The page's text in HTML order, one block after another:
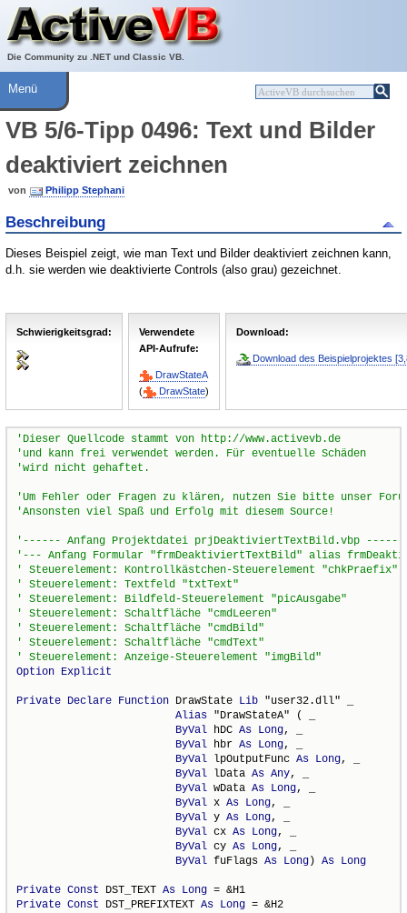
Die Community zu .NET und Classic VB.
Über ActiveVB
Hilfe
Menü
VB 5/6-Tipp 0496: Text und Bilder
deaktiviert zeichnen
von Philipp Stephani
Beschreibung
Dieses Beispiel zeigt, wie man Text und Bilder deaktiviert zeichnen kann,
d.h. sie werden wie deaktivierte Controls (also grau) gezeichnet.
Schwierigkeitsgrad:
Verwendete
API-Aufrufe:
DrawStateA
(
DrawState)
Download:
Download des Beispielprojektes
Option Explicit
Private Declare Function DrawState Lib "user32.dll" _
Alias "DrawStateA" ( _
ByVal hDC As Long, _
ByVal hbr As Long, _
ByVal lpOutputFunc As Long, _
ByVal lData As Any, _
ByVal wData As Long, _
ByVal x As Long, _
ByVal y As Long, _
ByVal cx As Long, _
ByVal cy As Long, _
ByVal fuFlags As Long) As Long
Private Const DST_TEXT As Long
Private Const DST_PREFIXTEXT As Long